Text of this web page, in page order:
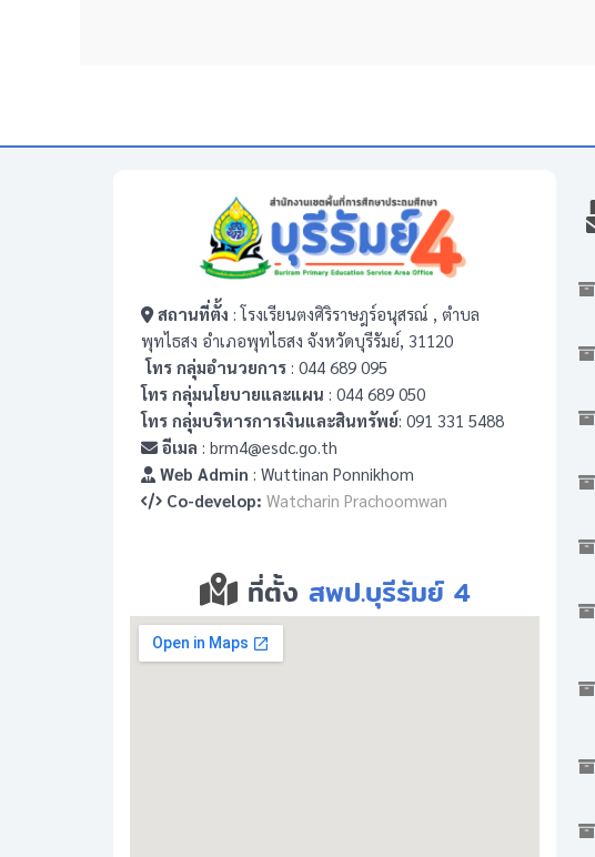
สถานที่ตั้ง : โรงเรียนตงศิริราษฎร์อนุสรณ์ , ตำบล
พุทไธสง อำเภอพุทไธสง จังหวัดบุรีรัมย์, 31120
โทร กลุ่มอำนวยการ : 044 689 095
โทร กลุ่มนโยบายและแผน : 044 689 050
โทร กลุ่มบริหารการเงินและสินทรัพย์: 091 331 5488
อีเมล : brm4@esdc.go.th
Web Admin : Wuttinan Ponnikhom
Co-develop: Watcharin Prachoomwan
ที่ตั้ง สพป.บุรีรัมย์ 4